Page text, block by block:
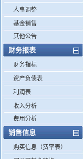
人事调整
基金销售
其他公告
财务报表
财务指标
资产负债表
利润表
收入分析
费用分析
销售信息
购买信息（费率表）